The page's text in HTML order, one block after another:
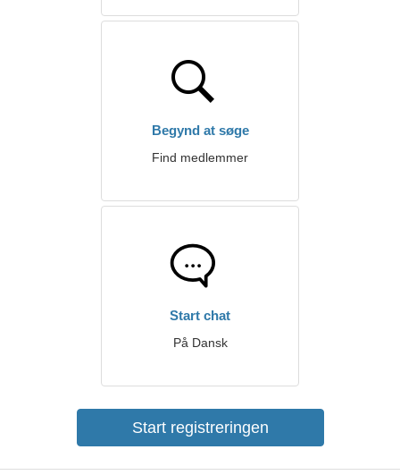
Begynd at søge
Find medlemmer
Start chat
På Dansk
Start registreringen